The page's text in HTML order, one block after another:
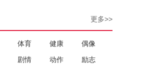
更多>>
体育 健康
偶像
剧情 动作
励志